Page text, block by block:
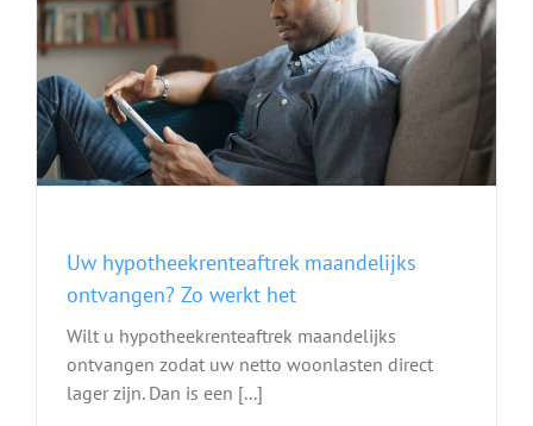
Uw hypotheekrenteaftrek maandelijks
ontvangen? Zo werkt het
Wilt u hypotheekrenteaftrek maandelijks
ontvangen zodat uw netto woonlasten direct
lager zijn. Dan is een [...]